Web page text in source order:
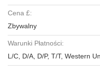
Cena £:
Zbywalny
Warunki Płatności:
L/C, D/A, D/P, T/T, Western